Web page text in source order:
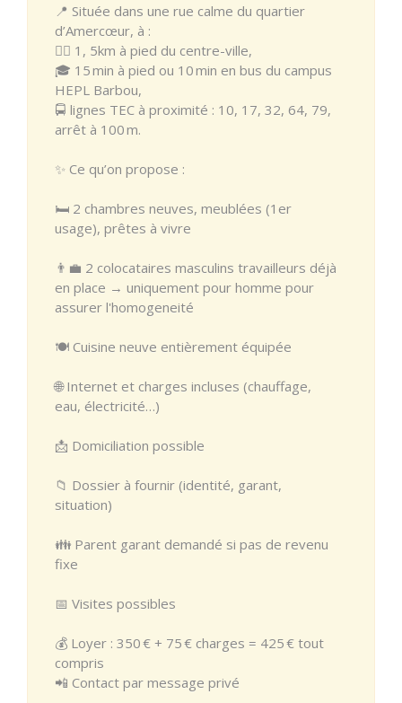
📍 Située dans une rue calme du quartier
d’Amercœur, à :
🚶‍♂️ 1, 5km à pied du centre-ville,
🎓 15 min à pied ou 10 min en bus du campus
HEPL Barbou,
🚍 lignes TEC à proximité : 10, 17, 32, 64, 79,
arrêt à 100 m.
✨ Ce qu’on propose :
🛏️ 2 chambres neuves, meublées (1er
usage), prêtes à vivre
👨‍💼 2 colocataires masculins travailleurs déjà
en place → uniquement pour homme pour
assurer l'homogeneité
🍽️ Cuisine neuve entièrement équipée
🌐 Internet et charges incluses (chauffage,
eau, électricité…)
📩 Domiciliation possible
📁 Dossier à fournir (identité, garant,
situation)
👪 Parent garant demandé si pas de revenu
fixe
📅 Visites possibles
💰 Loyer : 350 € + 75 € charges = 425 € tout
compris
📲 Contact par message privé